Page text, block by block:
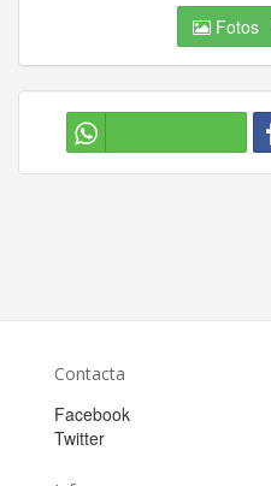
Fotos
Contacta
Facebook
Twitter